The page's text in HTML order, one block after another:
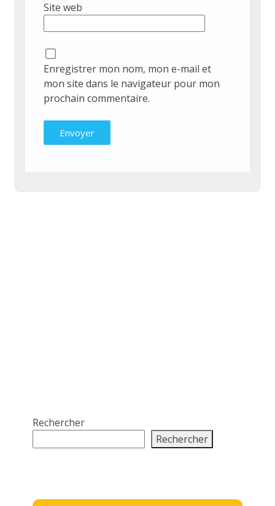
Site web
Enregistrer mon nom, mon e-mail et
mon site dans le navigateur pour mon
prochain commentaire.
Rechercher
Rechercher